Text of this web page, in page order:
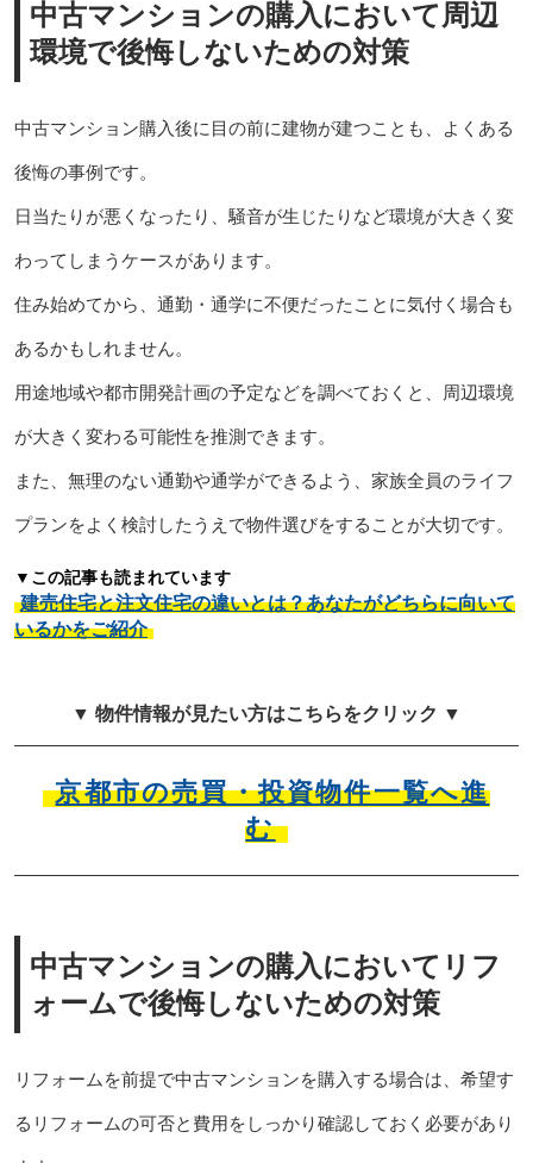
中古マンションの購入において周辺
環境で後悔しないための対策
中古マンション購入後に目の前に建物が建つことも、よくある
後悔の事例です。
日当たりが悪くなったり、騒音が生じたりなど環境が大きく変
わってしまうケースがあります。
住み始めてから、通勤・通学に不便だったことに気付く場合も
あるかもしれません。
用途地域や都市開発計画の予定などを調べておくと、周辺環境
が大きく変わる可能性を推測できます。
また、無理のない通勤や通学ができるよう、家族全員のライフ
プランをよく検討したうえで物件選びをすることが大切です。
▼この記事も読まれています
建売住宅と注文住宅の違いとは？あなたがどちらに向いて
いるかをご紹介
▼ 物件情報が見たい方はこちらをクリック ▼
京都市の売買・投資物件一覧へ進
む
中古マンションの購入においてリフ
ォームで後悔しないための対策
リフォームを前提で中古マンションを購入する場合は、希望す
るリフォームの可否と費用をしっかり確認しておく必要があり